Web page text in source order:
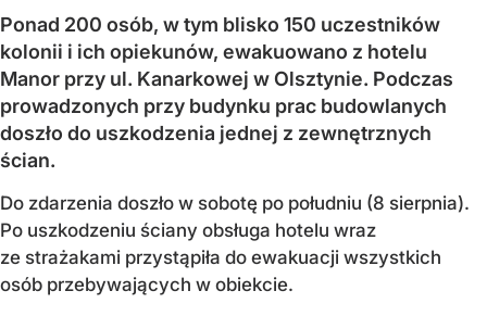
Ponad 200 osób, w tym blisko 150 uczestników
kolonii i ich opiekunów, ewakuowano z hotelu
Manor przy ul. Kanarkowej w Olsztynie. Podczas
prowadzonych przy budynku prac budowlanych
doszło do uszkodzenia jednej z zewnętrznych
ścian.
Do zdarzenia doszło w sobotę po południu (8 sierpnia).
Po uszkodzeniu ściany obsługa hotelu wraz
ze strażakami przystąpiła do ewakuacji wszystkich
osób przebywających w obiekcie.